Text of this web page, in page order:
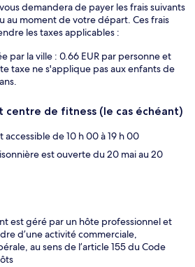
demandera de payer les frais suivants
au moment de votre départ. Ces frais
les taxes applicables :
par la ville : 0.66 EUR par personne et
taxe ne s'applique pas aux enfants de
centre de fitness (le cas échéant)
accessible de 10 h 00 à 19 h 00
est ouverte du 20 mai au 20
est géré par un hôte professionnel et
d’une activité commerciale,
au sens de l’article 155 du Code